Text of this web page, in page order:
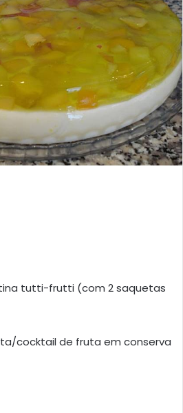
tutti-frutti (com 2 saquetas
cocktail de fruta em conserva